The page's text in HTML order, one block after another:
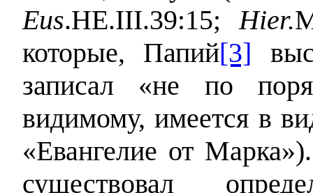
Eus.HE.III.39:15; Hier.
которые, Папий[3]
записал «не по
видимому, имеется в
«Евангелие от
существовал